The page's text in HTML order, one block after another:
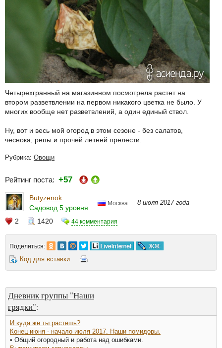
Четырехгранный на магазинном посмотрела растет на
втором разветвлении на первом никакого цветка не было. У
многих вообще нет разветвлений, а один единый ствол.
Ну, вот и весь мой огород в этом сезоне - без салатов,
чеснока, репы и прочей летней прелести.
Рубрика: Овощи
Рейтинг поста: +57
Butyzenok
Садовод 5 уровня
Москва 8 июля 2017 года
2 1420 44 комментария
Поделиться:
Код для вставки
Дневник группы "Наши
грядки":
И куда же ты растешь?
Конец июня - начало июля 2017. Наши помидоры.
• Общий огородный и работа над ошибками.